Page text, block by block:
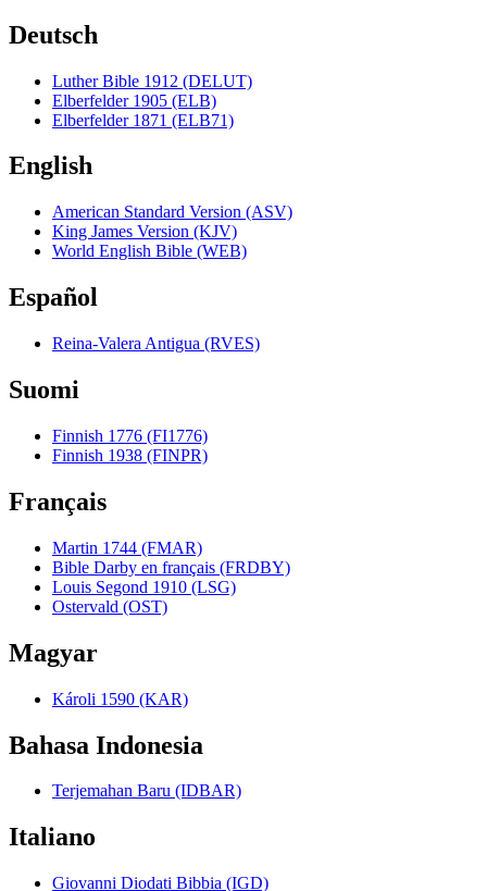
Deutsch
Luther Bible 1912 (DELUT)
Elberfelder 1905 (ELB)
Elberfelder 1871 (ELB71)
English
American Standard Version (ASV)
King James Version (KJV)
World English Bible (WEB)
Español
Reina-Valera Antigua (RVES)
Suomi
Finnish 1776 (FI1776)
Finnish 1938 (FINPR)
Français
Martin 1744 (FMAR)
Bible Darby en français (FRDBY)
Louis Segond 1910 (LSG)
Ostervald (OST)
Magyar
Károli 1590 (KAR)
Bahasa Indonesia
Terjemahan Baru (IDBAR)
Italiano
Giovanni Diodati Bibbia (IGD)